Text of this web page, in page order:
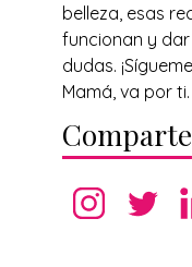
belleza, esas
funcionan y
dudas.
Mamá, va por ti.
Comparte